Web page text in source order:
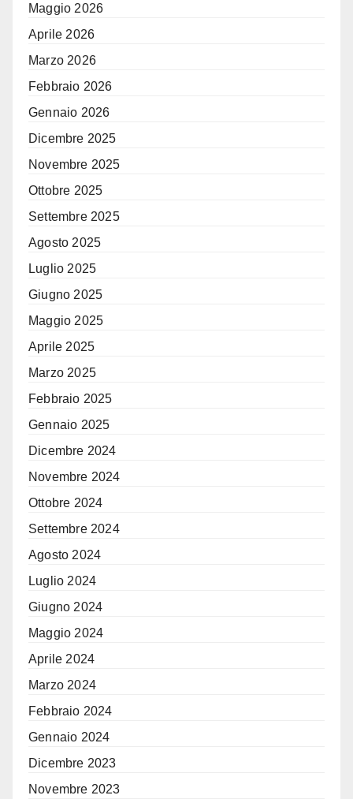
Maggio 2026
Aprile 2026
Marzo 2026
Febbraio 2026
Gennaio 2026
Dicembre 2025
Novembre 2025
Ottobre 2025
Settembre 2025
Agosto 2025
Luglio 2025
Giugno 2025
Maggio 2025
Aprile 2025
Marzo 2025
Febbraio 2025
Gennaio 2025
Dicembre 2024
Novembre 2024
Ottobre 2024
Settembre 2024
Agosto 2024
Luglio 2024
Giugno 2024
Maggio 2024
Aprile 2024
Marzo 2024
Febbraio 2024
Gennaio 2024
Dicembre 2023
Novembre 2023